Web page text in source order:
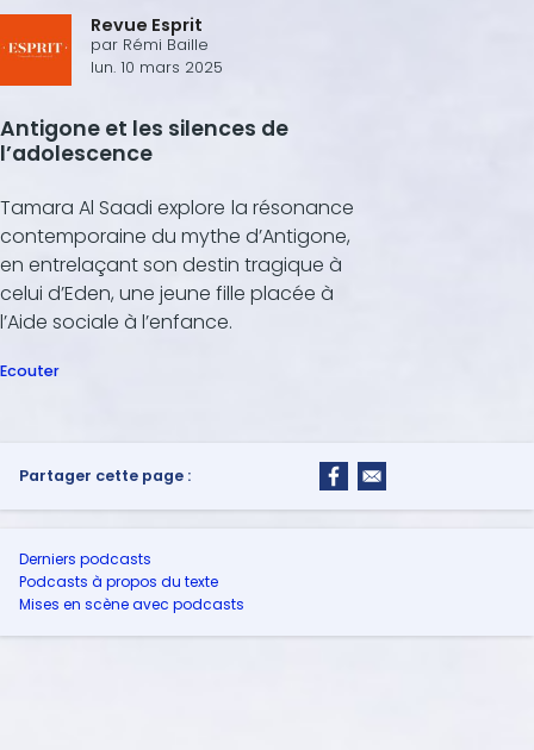
Revue Esprit
par Rémi Baille
lun. 10 mars 2025
Antigone et les silences de
l’adolescence
Tamara Al Saadi explore la résonance
contemporaine du mythe d’Antigone,
en entrelaçant son destin tragique à
celui d’Eden, une jeune fille placée à
l’Aide sociale à l’enfance.
Ecouter
Partager cette page :
Derniers podcasts
Podcasts à propos du texte
Mises en scène avec podcasts